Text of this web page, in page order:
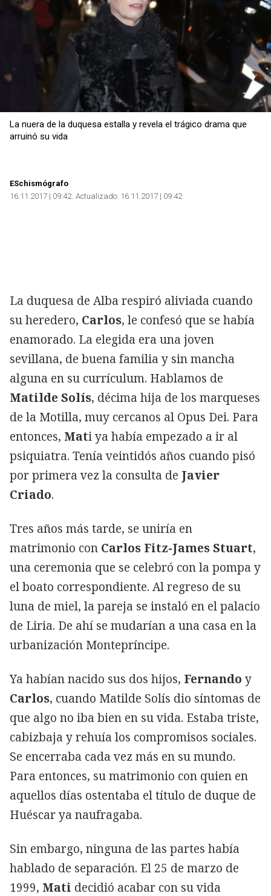
La nuera de la duquesa estalla y revela el trágico drama que
arruinó su vida
ESchismógrafo
16.11.2017 | 09:42 Actualizado: 16.11.2017 | 09:42
La duquesa de Alba respiró aliviada cuando
su heredero, Carlos, le confesó que se había
enamorado. La elegida era una joven
sevillana, de buena familia y sin mancha
alguna en su currículum. Hablamos de
Matilde Solís, décima hija de los marqueses
de la Motilla, muy cercanos al Opus Dei. Para
entonces, Mati ya había empezado a ir al
psiquiatra. Tenía veintidós años cuando pisó
por primera vez la consulta de Javier
Criado.
Tres años más tarde, se uniría en
matrimonio con Carlos Fitz-James Stuart,
una ceremonia que se celebró con la pompa y
el boato correspondiente. Al regreso de su
luna de miel, la pareja se instaló en el palacio
de Liria. De ahí se mudarían a una casa en la
urbanización Montepríncipe.
Ya habían nacido sus dos hijos, Fernando y
Carlos, cuando Matilde Solís dio síntomas de
que algo no iba bien en su vida. Estaba triste,
cabizbaja y rehuía los compromisos sociales.
Se encerraba cada vez más en su mundo.
Para entonces, su matrimonio con quien en
aquellos días ostentaba el título de duque de
Huéscar ya naufragaba.
Sin embargo, ninguna de las partes había
hablado de separación. El 25 de marzo de
1999, Mati decidió acabar con su vida